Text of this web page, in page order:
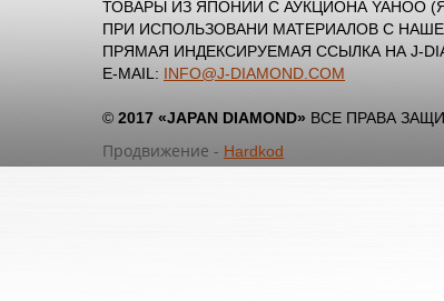
ТОВАРЫ ИЗ ЯПОНИИ С АУКЦИОНА YAHOO
ПРИ ИСПОЛЬЗОВАНИ МАТЕРИАЛОВ С
ПРЯМАЯ ИНДЕКСИРУЕМАЯ ССЫЛКА НА J-
E-MAIL: INFO@J-DIAMOND.COM
© 2017 «JAPAN DIAMOND» ВСЕ ПРАВА
Продвижение - Hardkod